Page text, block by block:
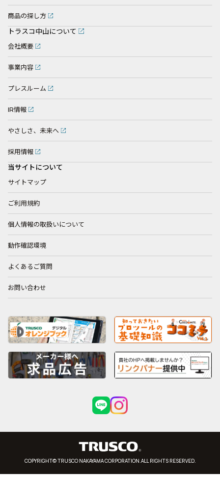
商品の探し方
トラスコ中山について
会社概要
事業内容
プレスルーム
IR情報
やさしさ、未来へ
採用情報
当サイトについて
サイトマップ
ご利用規約
個人情報の取扱いについて
動作確認環境
よくあるご質問
お問い合わせ
COPYRIGHT© TRUSCO NAKAYAMA CORPORATION.ALL RIGHTS RESERVED.